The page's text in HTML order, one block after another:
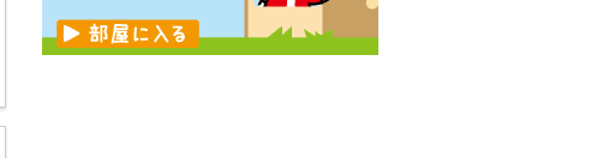
・創英ゼミナールバイトの時給や待遇は？服装
や髪色に決まりはあるの？